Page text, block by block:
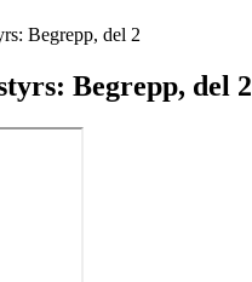
Begrepp, del 2
Begrepp, del 2